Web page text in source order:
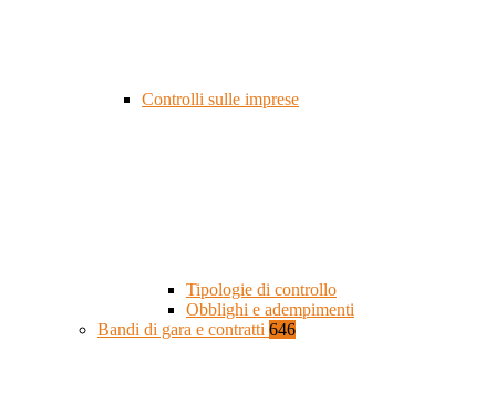
Controlli sulle imprese
Tipologie di controllo
Obblighi e adempimenti
Bandi di gara e contratti 646